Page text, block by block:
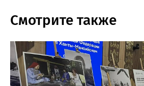
Смотрите также